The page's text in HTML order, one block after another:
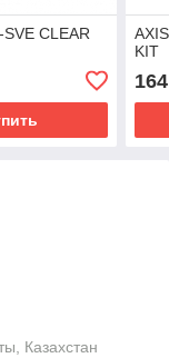
CLEAR
KIT
Казахстан